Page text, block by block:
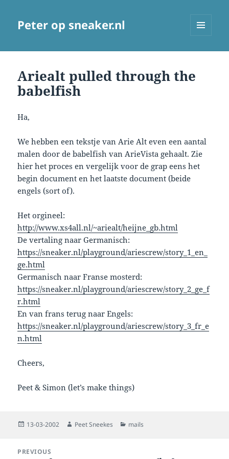
Peter op sneaker.nl
Ariealt pulled through the
babelfish
Ha,
We hebben een tekstje van Arie Alt even een aantal
malen door de babelfish van ArieVista gehaalt. Zie
hier het proces en vergelijk voor de grap eens het
begin document en het laatste document (beide
engels (sort of).
Het orgineel:
http://www.xs4all.nl/~ariealt/heijne_gb.html
De vertaling naar Germanisch:
https://sneaker.nl/playground/ariescrew/story_1_en_
ge.html
Germanisch naar Franse mosterd:
https://sneaker.nl/playground/ariescrew/story_2_ge_f
r.html
En van frans terug naar Engels:
https://sneaker.nl/playground/ariescrew/story_3_fr_e
n.html
Cheers,
Peet & Simon (let’s make things)
Posted
13-03-2002 Author
Peet Sneekes Categories
mails
navigation
PREVIOUS